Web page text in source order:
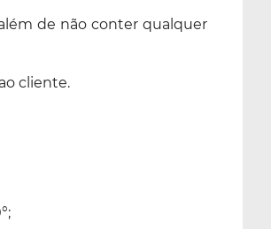
de não conter qualquer
cliente.